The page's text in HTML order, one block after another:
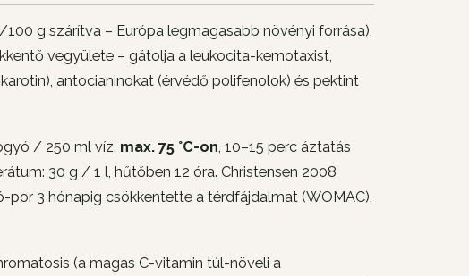
g szárítva – Európa legmagasabb növényi forrása),
vegyülete – gátolja a leukocita-kemotaxist,
antocianinokat (érvédő polifenolok) és pektint
/ 250 ml víz, max. 75 °C-on , 10–15 perc áztatás
30 g / 1 l, hűtőben 12 óra. Christensen 2008
por 3 hónapig csökkentette a térdfájdalmat (WOMAC),
(a magas C-vitamin túl-növeli a